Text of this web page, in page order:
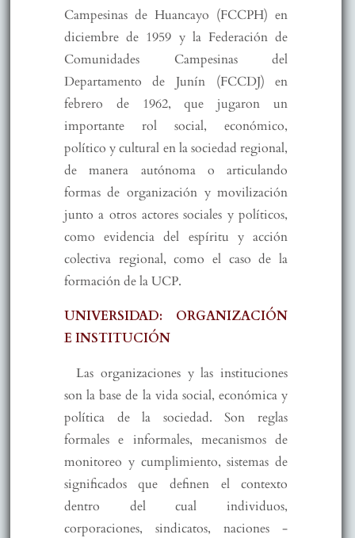
Campesinas de Huancayo (FCCPH) en
diciembre de 1959 y la Federación de
Comunidades Campesinas del
Departamento de Junín (FCCDJ) en
febrero de 1962, que jugaron un
importante rol social, económico,
político y cultural en la sociedad regional,
de manera autónoma o articulando
formas de organización y movilización
junto a otros actores sociales y políticos,
como evidencia del espíritu y acción
colectiva regional, como el caso de la
formación de la UCP.
UNIVERSIDAD: ORGANIZACIÓN
E INSTITUCIÓN
Las organizaciones y las instituciones
son la base de la vida social, económica y
política de la sociedad. Son reglas
formales e informales, mecanismos de
monitoreo y cumplimiento, sistemas de
significados que definen el contexto
dentro del cual individuos,
corporaciones, sindicatos, naciones -